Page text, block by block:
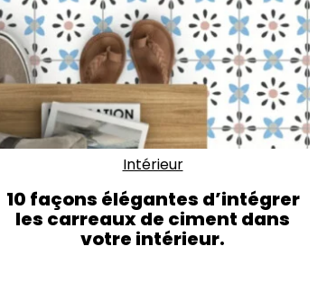
Intérieur
10 façons élégantes d’intégrer
les carreaux de ciment dans
votre intérieur.